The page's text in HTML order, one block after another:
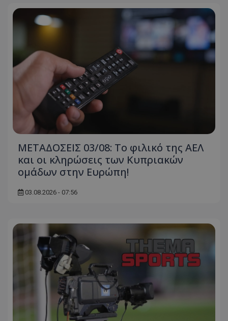
ΜΕΤΑΔΟΣΕΙΣ 03/08: Το φιλικό της ΑΕΛ
και οι κληρώσεις των Κυπριακών
ομάδων στην Ευρώπη!
03.08.2026 - 07:56